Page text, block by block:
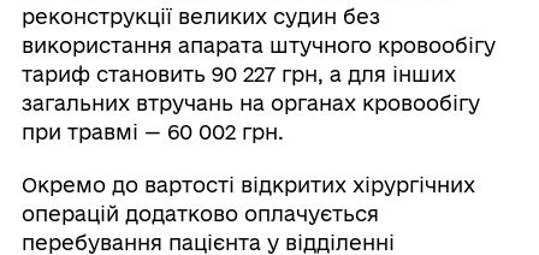
реконструкції великих судин без
використання апарата штучного кровообігу
тариф становить 90 227 грн, а для інших
загальних втручань на органах кровообігу
при травмі — 60 002 грн.
Окремо до вартості відкритих хірургічних
операцій додатково оплачується
перебування пацієнта у відділенні